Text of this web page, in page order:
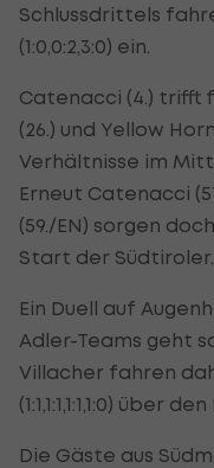
Schlussdrittels
(1:0,0:2,3:0) ein.
Catenacci (4.) trifft
(26.) und Yellow
Verhältnisse im
Erneut Catenacci
(59./EN) sorgen
Start der Südtiroler.
Ein Duell auf
Adler-Teams geht
Villacher fahren
(1:1,1:1,1:1,1:0) über
Die Gäste aus